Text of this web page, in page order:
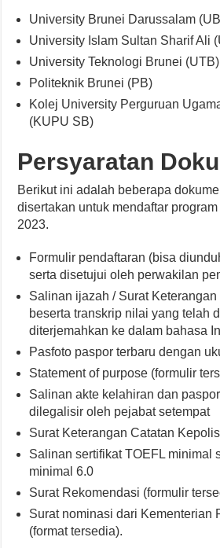
University Brunei Darussalam
University Islam Sultan Sharif Ali
University Teknologi Brunei (UTB)
Politeknik Brunei (PB)
Kolej University Perguruan
(KUPU SB)
Persyaratan
Berikut ini adalah beberapa
disertakan untuk mendaftar
2023.
Formulir pendaftaran (bisa
serta disetujui oleh perwakilan
Salinan ijazah / Surat
beserta transkrip nilai yang telah
diterjemahkan ke dalam bahasa
Pasfoto paspor terbaru dengan
Statement of purpose (formulir
Salinan akte kelahiran dan
dilegalisir oleh pejabat setempat
Surat Keterangan Catatan
Salinan sertifikat TOEFL minimal
minimal 6.0
Surat Rekomendasi (formulir
Surat nominasi dari Kementerian
(format tersedia).